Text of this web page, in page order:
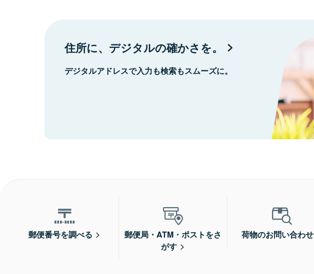
住所に、デジタルの確かさを。
デジタルアドレスで入力も検索もスムーズに。
郵便番号を調べる
郵便局・ATM・ポストをさ
がす
荷物のお問い合わせ